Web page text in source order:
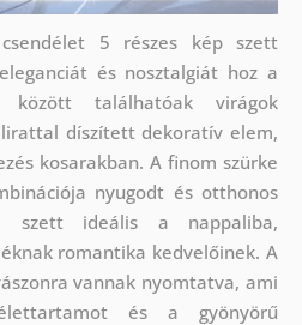
5 részes kép szett
és nosztalgiát hoz a
találhatóak virágok
díszített dekoratív elem,
kosarakban. A finom szürke
nyugodt és otthonos
szett ideális a nappaliba,
romantika kedvelőinek. A
vannak nyomtatva, ami
és a gyönyörű